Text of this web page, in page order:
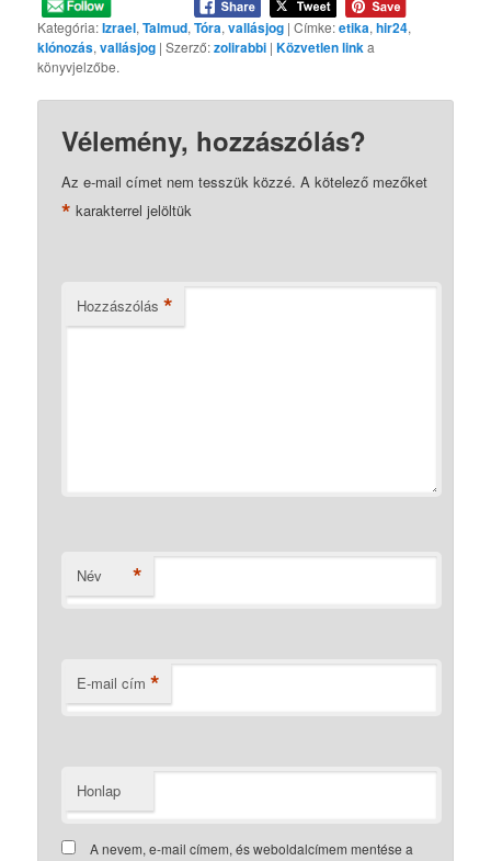
Kategória:Izrael,Talmud,Tóra,vallásjog | Címke:etika,hir24,
klónozás,vallásjog | Szerző:zolirabbi |Közvetlen linka
könyvjelzőbe.
Vélemény, hozzászólás?
Az e-mail címet nem tesszük közzé. A kötelező mezőket
* karakterrel jelöltük
Hozzászólás *
Név *
E-mail cím *
Honlap
A nevem, e-mail címem, és weboldalcímem mentése a